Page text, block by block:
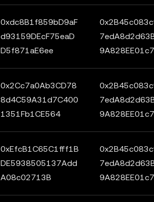
0xdc8B1f859bD9aF
d93159DEcF75eaD
D5f871aE6ee
0x2Cc7a0Ab3CD78
8d4C59A31d7C400
1351Fb1CE564
0xEfcB1C65C1fff1B
DE5938505137Add
A08c02713B